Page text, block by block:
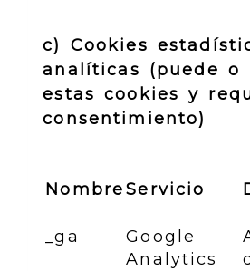
c) Cookies
analíticas (puede o
estas cookies y
consentimiento)
NombreServicio
_ga
Google
Analytics